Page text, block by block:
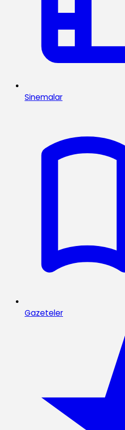
Sinemalar
Gazeteler